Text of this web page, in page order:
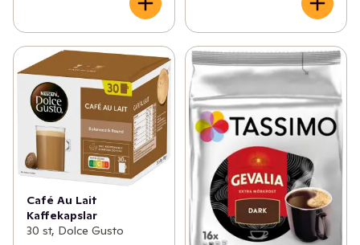
Café Au Lait
Kaffekapslar
30 st, Dolce Gusto